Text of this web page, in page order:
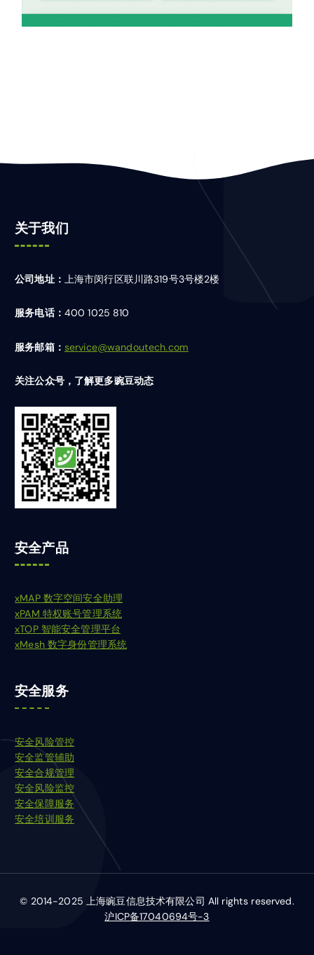
关于我们
公司地址： 上海市闵行区联川路319号3号楼2楼
服务电话： 400 1025 810
服务邮箱： service@wandoutech.com
关注公众号，了解更多豌豆动态
安全产品
xMAP 数字空间安全助理
xPAM 特权账号管理系统
xTOP 智能安全管理平台
xMesh 数字身份管理系统
安全服务
安全风险管控
安全监管辅助
安全合规管理
安全风险监控
安全保障服务
安全培训服务
© 2014-2025 上海豌豆信息技术有限公司 All rights reserved.
沪ICP备17040694号-3